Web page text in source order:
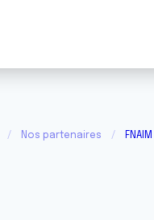
Nos partenaires